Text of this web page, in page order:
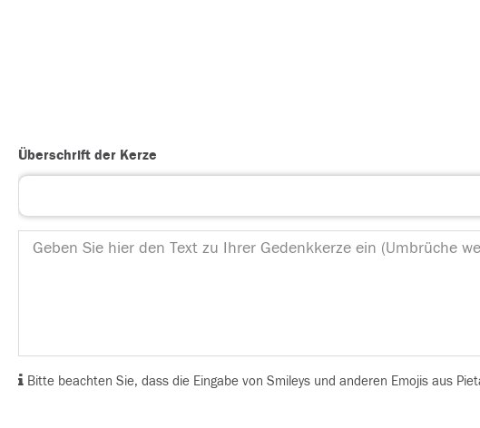
Überschrift der Kerze
Bitte beachten Sie, dass die Eingabe von Smileys und anderen Emojis aus